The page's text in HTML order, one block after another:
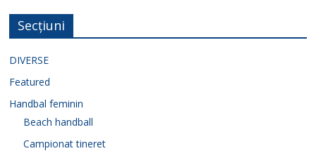
Secțiuni
DIVERSE
Featured
Handbal feminin
Beach handball
Campionat tineret